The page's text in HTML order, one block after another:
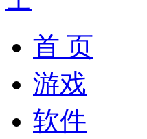
首 页
游戏
软件